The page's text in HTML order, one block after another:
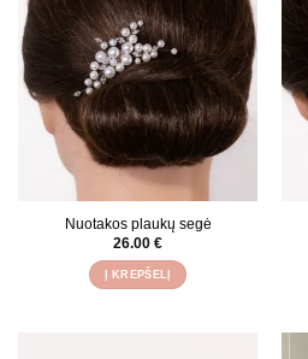
options
may
be
chosen
on
the
product
page
Nuotakos plaukų segė
26.00 €
Į KREPŠELĮ